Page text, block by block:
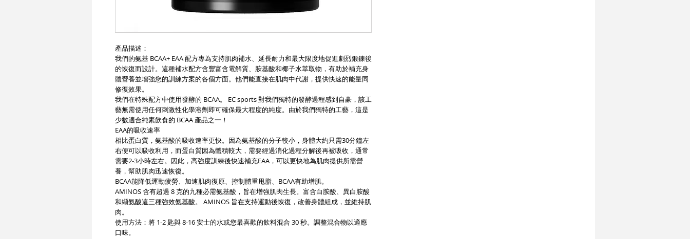
產品描述：
我們的氨基 BCAA+ EAA 配方專為支持肌肉補水、延長耐力和最大限度地促進劇烈鍛鍊後
的恢復而設計。這種補水配方含豐富含電解質、胺基酸和椰子水萃取物，有助於補充身
體營養並增強您的訓練方案的各個方面。他們能直接在肌肉中代謝，提供快速的能量同
修復效果。
我們在特殊配方中使用發酵的 BCAA。 EC sports 對我們獨特的發酵過程感到自豪，該工
藝無需使用任何刺激性化學溶劑即可確保最大程度的純度。由於我們獨特的工藝，這是
少數適合純素飲食的 BCAA 產品之一！
EAA的吸收速率
相比蛋白質，氨基酸的吸收速率更快。因為氨基酸的分子較小，身體大約只需30分鐘左
右便可以吸收利用，而蛋白質因為體積較大，需要經過消化過程分解後再被吸收，通常
需要2-3小時左右。因此，高強度訓練後快速補充EAA，可以更快地為肌肉提供所需營
養，幫助肌肉迅速恢復。
BCAA能降低運動疲勞、加速肌肉復原、控制體重甩脂、BCAA有助增肌。
AMINOS 含有超過 8 克的九種必需氨基酸，旨在增強肌肉生長。富含白胺酸、異白胺酸
和纈氨酸這三種強效氨基酸。 AMINOS 旨在支持運動後恢復，改善身體組成，並維持肌
肉。
使用方法：將 1-2 匙與 8-16 安士的水或您最喜歡的飲料混合 30 秒。調整混合物以適應
口味。